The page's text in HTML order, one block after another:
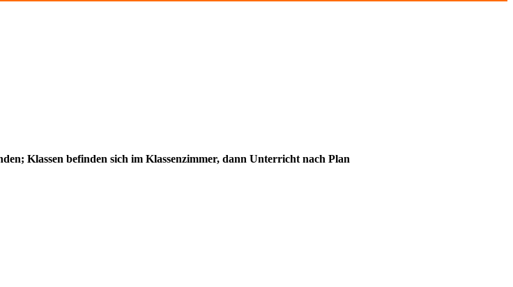
Klassen befinden sich im Klassenzimmer, dann Unterricht nach Plan